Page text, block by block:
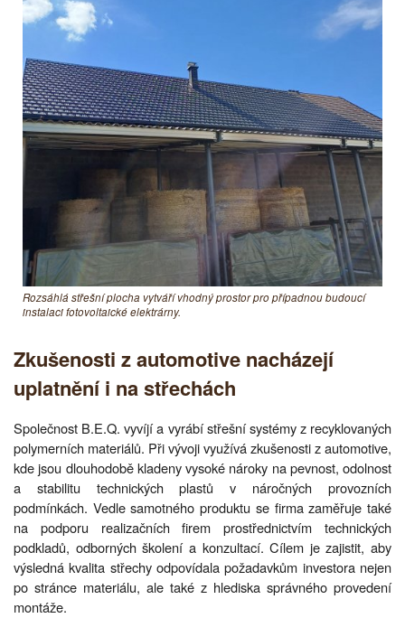
Rozsáhlá střešní plocha vytváří vhodný prostor pro případnou budoucí
instalaci fotovoltaické elektrárny.
Zkušenosti z automotive nacházejí
uplatnění i na střechách
Společnost B.E.Q. vyvíjí a vyrábí střešní systémy z recyklovaných
polymerních materiálů. Při vývoji využívá zkušenosti z automotive,
kde jsou dlouhodobě kladeny vysoké nároky na pevnost, odolnost
a stabilitu technických plastů v náročných provozních
podmínkách. Vedle samotného produktu se firma zaměřuje také
na podporu realizačních firem prostřednictvím technických
podkladů, odborných školení a konzultací. Cílem je zajistit, aby
výsledná kvalita střechy odpovídala požadavkům investora nejen
po stránce materiálu, ale také z hlediska správného provedení
montáže.